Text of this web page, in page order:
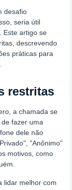
desafio
seria útil
Este artigo se
descrevendo
práticas para
restritas
a chamada se
fazer uma
dele não
"Anônimo"
motivos, como
lidar melhor com
adicional